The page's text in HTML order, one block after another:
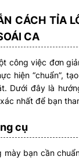
CÁCH TỈA
CA
công việc đơn
hiện “chuẩn”,
Dưới đây là
nhất để bạn
cụ
mày bạn cần